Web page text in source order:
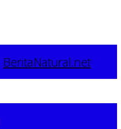
BeritaNatural.net